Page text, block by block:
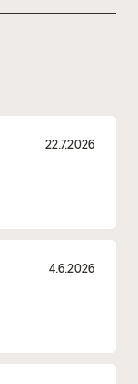
22.7.2026
4.6.2026